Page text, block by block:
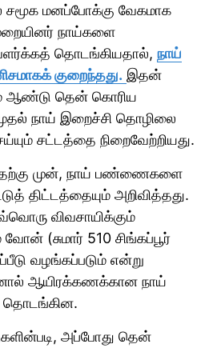
மனப்போக்கு வேகமாக
நாய்களை
தொடங்கியதால், நாய்
குறைந்தது. இதன்
ஆண்டு தென் கொரிய
நாய் இறைச்சி தொழிலை
சட்டத்தை நிறைவேற்றியது.
முன், நாய் பண்ணைகளை
திட்டத்தையும் அறிவித்தது.
விவசாயிக்கும்
(சுமார் 510 சிங்கப்பூர்
வழங்கப்படும் என்று
ஆயிரக்கணக்கான நாய்
அப்போது தென்